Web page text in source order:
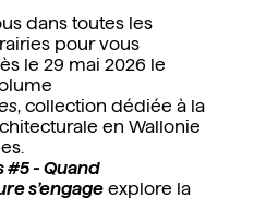
dans toutes les
pour vous
le 29 mai 2026 le
, collection dédiée à la
en Wallonie
#5 - Quand
s’engage explore la